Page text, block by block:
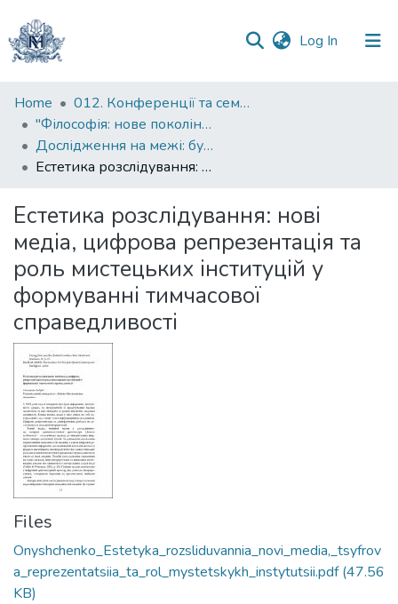
Log In (current)
Communities
&
Collections
All of DSpace
Statistics
Home
012. Конференції та семінари НаУКМА
"Філософія: нове покоління" : міжнародна наукова конференція
Дослідження на межі: буденне, лімінальне, трансцендентне
Естетика розслідування: нові медіа, цифрова репрезентація та роль мистецьких інституцій у формуванні тимчасової справедливості
Естетика розслідування: нові
медіа, цифрова репрезентація та
роль мистецьких інституцій у
формуванні тимчасової
справедливості
Files
Onyshchenko_Estetyka_rozsliduvannia_novi_media,_tsyfrov
a_reprezentatsiia_ta_rol_mystetskykh_instytutsii.pdf(47.56
KB)